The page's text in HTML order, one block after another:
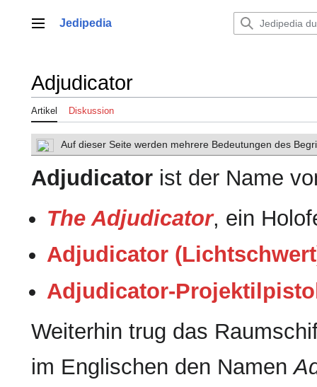
springenHauptmenü
Jedipedia
Adjudicator
Artikel Diskussion
Auf dieser Seite werden mehrere Bedeutungen des
Adjudicator ist der Name
The Adjudicator, ein
Adjudicator
Adjudicator-
Weiterhin trug das
im Englischen den Namen